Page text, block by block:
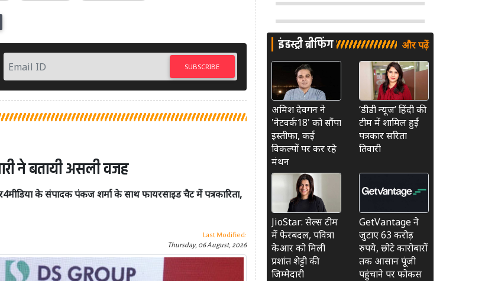
SUBSCRIBE
ने बतायी असली वजह
के संपादक पंकज शर्मा के साथ फायरसाइड चैट में पत्रकारिता,
Last Modified:
Thursday, 06 August, 2026
इंडस्ट्री ब्रीफिंग और पढ़ें
अमिश देवगन ने
'नेटवर्क18' को सौंपा
इस्तीफा, कई
विकल्पों पर कर रहे
मंथन
‘डीडी न्यूज’ हिंदी की
टीम में शामिल हुईं
पत्रकार सरिता
तिवारी
JioStar: सेल्स टीम
में फेरबदल, पवित्रा
केआर को मिली
प्रशांत शेट्टी की
जिम्मेदारी
GetVantage ने
जुटाए 63 करोड़
रुपये, छोटे कारोबारों
तक आसान पूंजी
पहुंचाने पर फोकस